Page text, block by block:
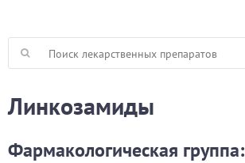
Линкозамиды
Фармакологическая группа: